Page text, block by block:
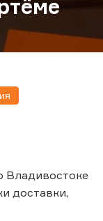
Владивостоке
доставки,